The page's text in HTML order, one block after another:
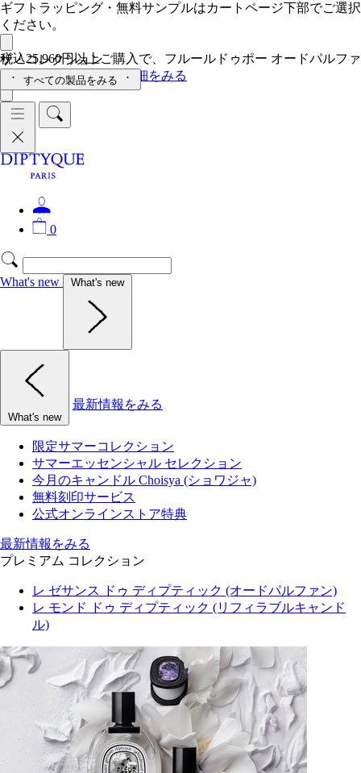
ギフトラッピング・無料サンプルはカートページ下部でご選択
ください。
税込25,960円以上ご購入で、フルールドゥポー オードパルファ
ン5mlをプレゼント。
詳細をみる
0
What's new What's new
What's new
最新情報をみる
限定サマーコレクション
サマーエッセンシャル セレクション
今月のキャンドル Choisya (ショワジャ)
無料刻印サービス
公式オンラインストア特典
最新情報をみる
プレミアム コレクション
レ ゼサンス ドゥ ディプティック (オードパルファン)
レ モンド ドゥ ディプティック (リフィラブルキャンド
ル)
ザ・コレクション
すべての製品をみる